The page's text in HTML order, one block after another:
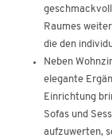
Raumes
die den
Neben
elegante
Einrichtung
Sofas und
aufzuwerten,